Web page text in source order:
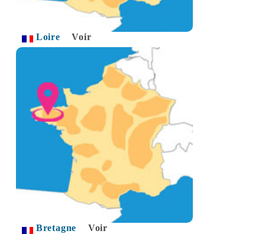
Loire Voir
Bretagne Voir